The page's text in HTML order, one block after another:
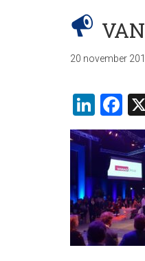
20 november